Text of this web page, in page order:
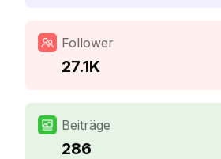
Follower
27.1K
Beiträge
286